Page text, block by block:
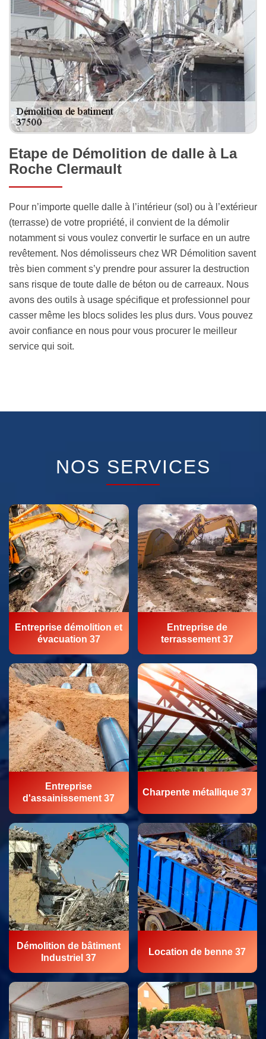
Etape de Démolition de dalle à La
Roche Clermault
Pour n’importe quelle dalle à l’intérieur (sol) ou à l’extérieur
(terrasse) de votre propriété, il convient de la démolir
notamment si vous voulez convertir le surface en un autre
revêtement. Nos démolisseurs chez WR Démolition savent
très bien comment s’y prendre pour assurer la destruction
sans risque de toute dalle de béton ou de carreaux. Nous
avons des outils à usage spécifique et professionnel pour
casser même les blocs solides les plus durs. Vous pouvez
avoir confiance en nous pour vous procurer le meilleur
service qui soit.
NOS SERVICES
Entreprise démolition et
évacuation 37
Entreprise de
terrassement 37
Entreprise
d'assainissement 37
Charpente métallique 37
Démolition de bâtiment
Industriel 37
Location de benne 37